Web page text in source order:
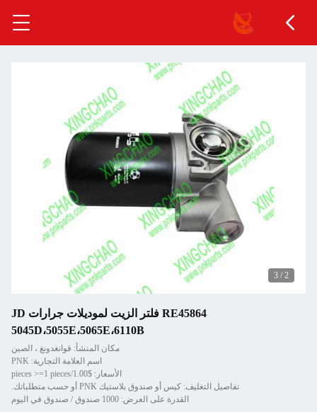
2
/
3
RE45864 فلتر الزيت لموديلات جرارات JD
5045D،5055E،5065E،6110B
مكان المنشأ: قوانغدونغ ، الصين
اسم العلامة التجارية: PNK
الأسعار: $1.00/pieces >=1 pieces
تفاصيل التغليف: كيس أو صندوق بلاستيك PNK أو حسب متطلباتك.
القدرة على العرض: 1000 صندوق / صندوق في اليوم